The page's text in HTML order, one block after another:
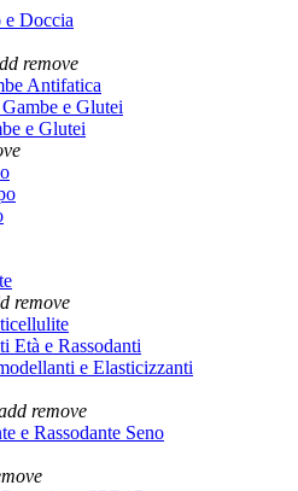
Doccia
remove
Antifatica
e Glutei
e Glutei
remove
Età e Rassodanti
e Elasticizzanti
remove
e Rassodante Seno